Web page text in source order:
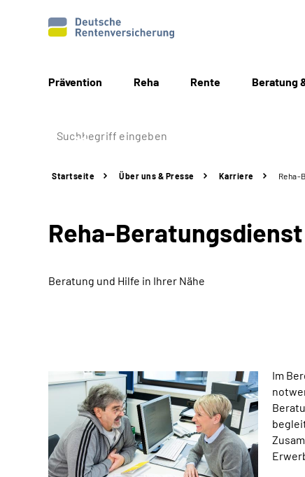
Prävention Reha Rente Beratung
Startseite Über uns & Presse Karriere Reha-
Reha-Beratungsdienst
Beratung und Hilfe in Ihrer Nähe
Im